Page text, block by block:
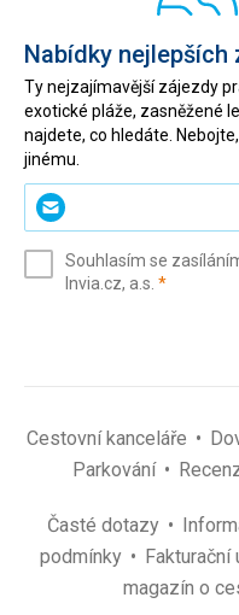
Nabídky nejlepších
Ty nejzajímavější zájezdy
exotické pláže, zasněžené
najdete, co hledáte.
jinému.
Zadejte
svůj
(povinné)
Souhlasím se
Invia.cz, a.s. *(povinné)
Cestovní kanceláře
Parkování
Časté dotazy
podmínky
Fakturační
magazín o